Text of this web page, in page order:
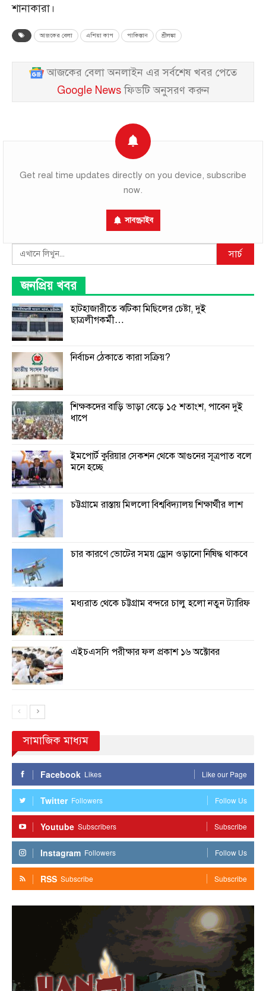
শানাকারা।
আজকের বেলা এশিয়া কাপ পাকিস্তান শ্রীলঙ্কা
আজকের বেলা অনলাইন এর সর্বশেষ খবর পেতে
Google Newsফিডটি অনুসরণ করুন
Get real time updates directly on you device, subscribe
now.
সাবস্ক্রাইব
Search সার্চ
জনপ্রিয় খবর
হাটহাজারীতে ঝটিকা মিছিলের চেষ্টা, দুই
ছাত্রলীগকর্মী…
নির্বাচন ঠেকাতে কারা সক্রিয়?
শিক্ষকদের বাড়ি ভাড়া বেড়ে ১৫ শতাংশ, পাবেন দুই
ধাপে
ইমপোর্ট কুরিয়ার সেকশন থেকে আগুনের সূত্রপাত বলে
মনে হচ্ছে
চট্টগ্রামে রাস্তায় মিললো বিশ্ববিদ্যালয় শিক্ষার্থীর লাশ
চার কারণে ভোটের সময় ড্রোন ওড়ানো নিষিদ্ধ থাকবে
মধ্যরাত থেকে চট্টগ্রাম বন্দরে চালু হলো নতুন ট্যারিফ
এইচএসসি পরীক্ষার ফল প্রকাশ ১৬ অক্টোবর
সামাজিক মাধ্যম
Facebook Likes Like our Page
Twitter Followers Follow Us
Youtube Subscribers Subscribe
Instagram Followers Follow Us
RSS Subscribe Subscribe